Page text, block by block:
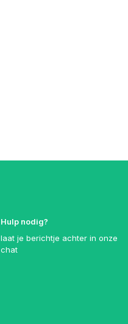
Hulp nodig?
laat je berichtje achter in onze
chat